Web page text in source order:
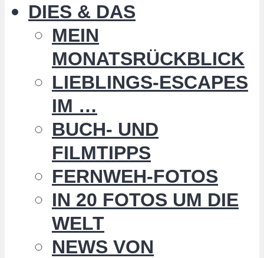
DIES & DAS
MEIN
MONATSRÜCKBLICK
LIEBLINGS-ESCAPES
IM …
BUCH- UND
FILMTIPPS
FERNWEH-FOTOS
IN 20 FOTOS UM DIE
WELT
NEWS VON